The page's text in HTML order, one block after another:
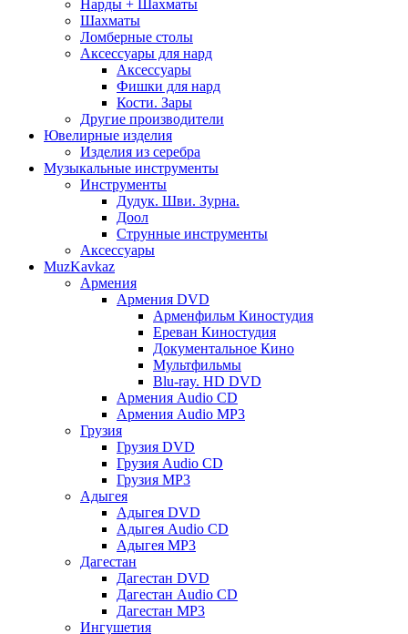
Нарды + Шахматы
Шахматы
Ломберные столы
Аксессуары для нард
Аксессуары
Фишки для нард
Кости. Зары
Другие производители
Ювелирные изделия
Изделия из серебра
Музыкальные инструменты
Инструменты
Дудук. Шви. Зурна.
Доол
Струнные инструменты
Аксессуары
MuzKavkaz
Армения
Армения DVD
Арменфильм Киностудия
Ереван Киностудия
Документальное Кино
Мультфильмы
Blu-ray. HD DVD
Армения Audio CD
Армения Audio MP3
Грузия
Грузия DVD
Грузия Audio CD
Грузия MP3
Адыгея
Адыгея DVD
Адыгея Audio CD
Адыгея MP3
Дагестан
Дагестан DVD
Дагестан Audio CD
Дагестан MP3
Ингушетия